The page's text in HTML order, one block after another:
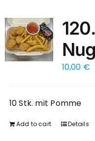
10,00 €
10 Stk. mit Pomme
Add to cart Details